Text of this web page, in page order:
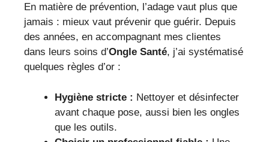
En matière de prévention, l’adage vaut plus que
jamais : mieux vaut prévenir que guérir. Depuis
des années, en accompagnant mes clientes
dans leurs soins d’Ongle Santé, j’ai systématisé
quelques règles d’or :
Hygiène stricte : Nettoyer et désinfecter
avant chaque pose, aussi bien les ongles
que les outils.